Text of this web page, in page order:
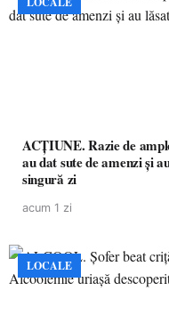
ACȚIUNE. Razie de
au dat sute de amenzi și
singură zi
acum 1 zi
LOCALE